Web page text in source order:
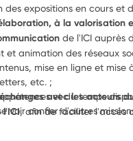
des expositions en cours et
à la valorisation
de l'ICI auprès
et animation des réseaux
mise en ligne et mise
etc. ;
avec les acteurs
l'ICI, afin de faciliter l'accès
et du temps
voir confier d'autres